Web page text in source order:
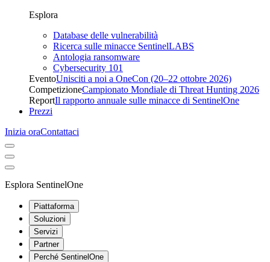
Esplora
Database delle vulnerabilità
Ricerca sulle minacce SentinelLABS
Antologia ransomware
Cybersecurity 101
EventoUnisciti a noi a OneCon (20–22 ottobre 2026)
CompetizioneCampionato Mondiale di Threat Hunting 2026
ReportIl rapporto annuale sulle minacce di SentinelOne
Prezzi
Inizia oraContattaci
Esplora SentinelOne
Piattaforma
Soluzioni
Servizi
Partner
Perché SentinelOne